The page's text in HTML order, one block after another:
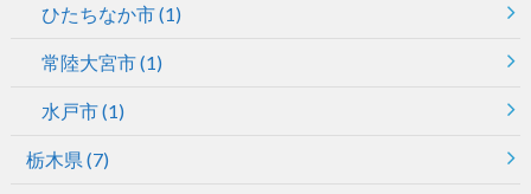
ひたちなか市(1)
常陸大宮市(1)
水戸市(1)
栃木県 (7)